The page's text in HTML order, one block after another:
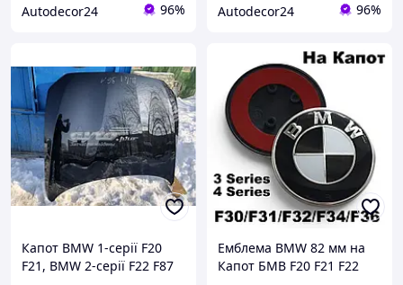
Autodecor24 96% Autodecor24 96%
Капот BMW 1-серії F20
F21, BMW 2-серії F22 F87
Емблема BMW 82 мм на
Капот БМВ F20 F21 F22